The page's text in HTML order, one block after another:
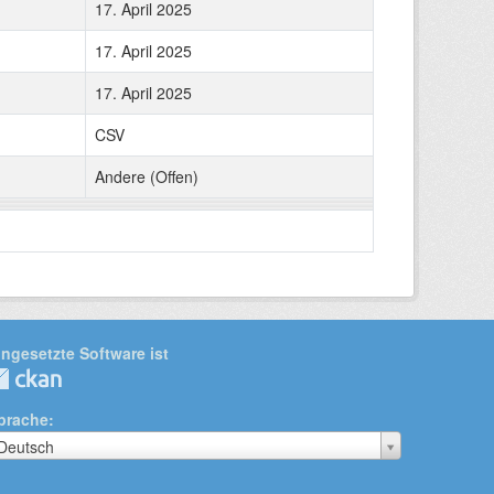
17. April 2025
17. April 2025
17. April 2025
CSV
Andere (Offen)
Software ist